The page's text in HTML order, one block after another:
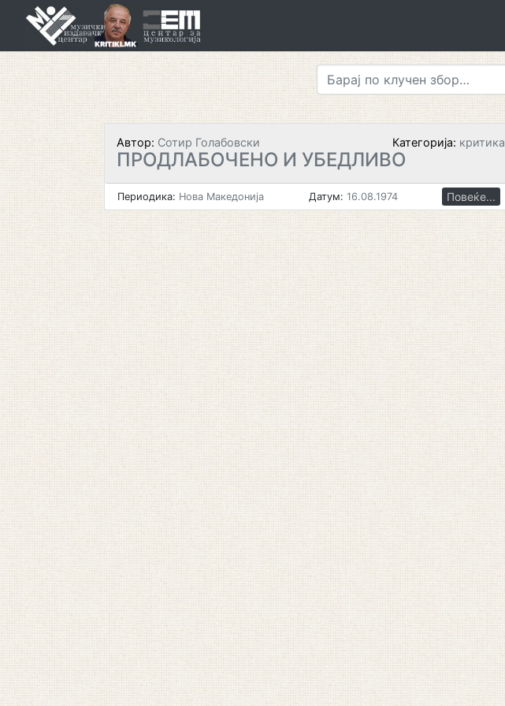
Автор: Сотир Голабовски Категорија: критика
ПРОДЛАБОЧЕНО И УБЕДЛИВО
Периодика: Нова Македонија Датум: 16.08.1974 Повеќе...